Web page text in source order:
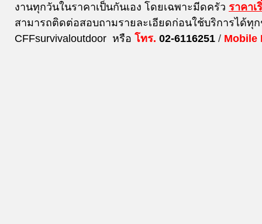
งานทุกวันในราคาเป็นกันเอง โดยเฉพาะมีดครัว ราคาเ
สามารถติดต่อสอบถามรายละเอียดก่อนใช้บริการได้ทุ
CFFsurvivaloutdoor หรือ โทร. 02-6116251 / Mobile